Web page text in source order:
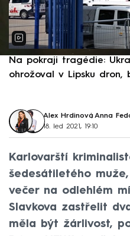
Na pokraji tragédie:
ohrožoval v Lipsku dron,
Alex Hrdinová, Anna
18. led 2021, 19:10
Karlovarští
šedesátiletého
večer na odlehlém
Slavkova zastřelit
měla být žárlivost,